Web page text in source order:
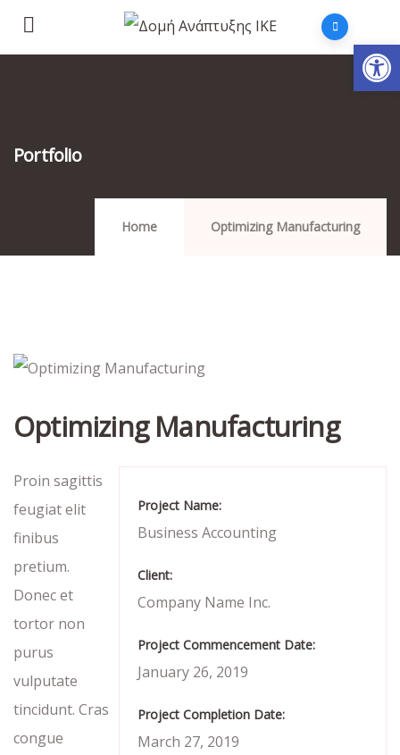
Portfolio
Home Optimizing Manufacturing
Optimizing Manufacturing
Project Name:
Business Accounting
Client:
Company Name Inc.
Project Commencement Date:
January 26, 2019
Project Completion Date:
March 27, 2019
Proin sagittis
feugiat elit
finibus
pretium.
Donec et
tortor non
purus
vulputate
tincidunt. Cras
congue